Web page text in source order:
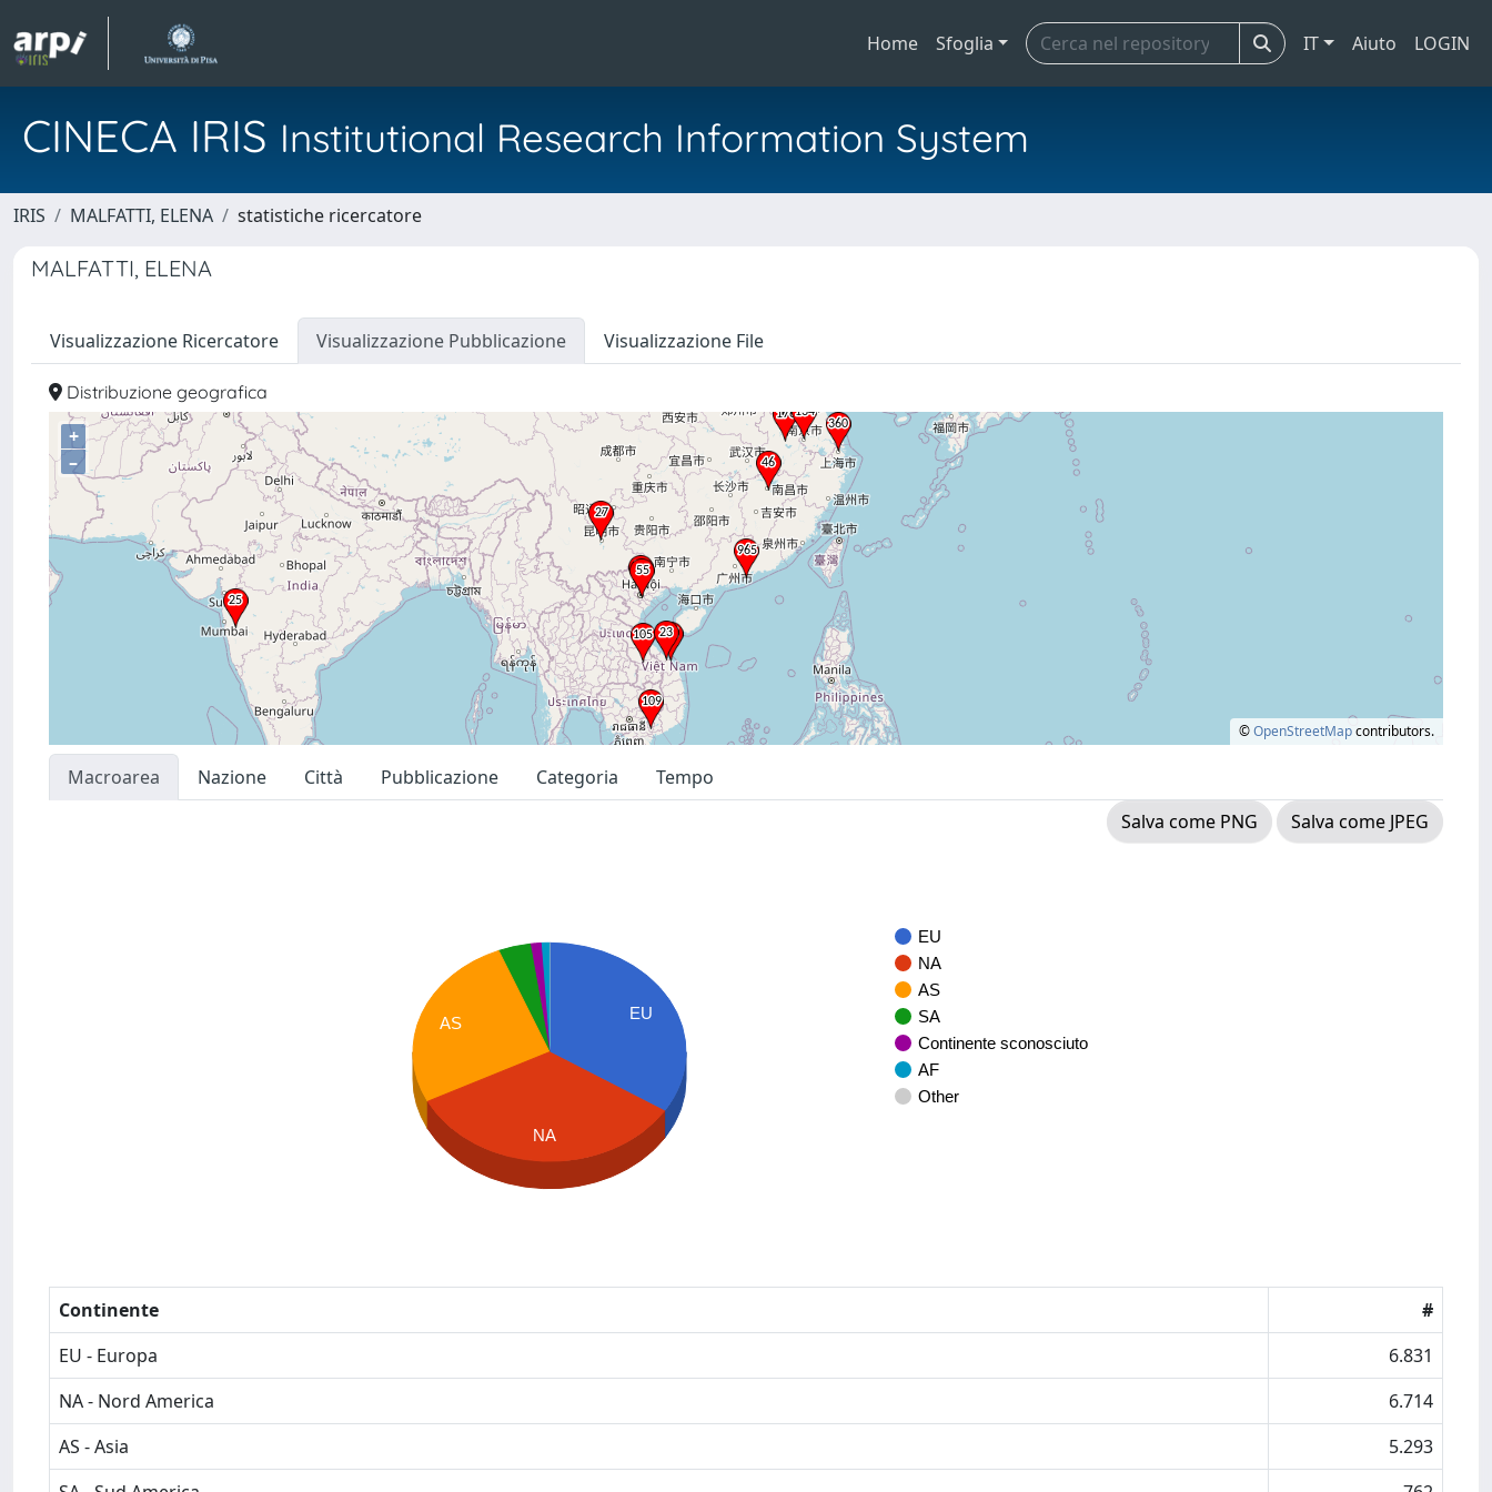
Home Sfoglia IT Aiuto LOGIN
CINECA IRIS Institutional Research Information System
IRIS MALFATTI, ELENA statistiche ricercatore
MALFATTI, ELENA
Visualizzazione Ricercatore Visualizzazione Pubblicazione Visualizzazione File
Distribuzione geografica
+
–
©OpenStreetMapcontributors.
Macroarea Nazione Città Pubblicazione Categoria
Tempo
Salva come PNG
Salva come JPEG
EU
NA
AS
SA
Continente sconosciuto
AF
Other
EU
AS
NA
Continente
#
EU - Europa
6.831
NA - Nord America
6.714
AS - Asia
5.293